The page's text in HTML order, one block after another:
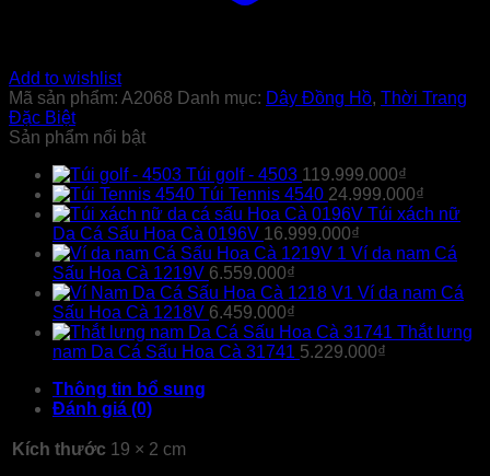
Add to wishlist
Mã sản phẩm: A2068 Danh mục: Dây Đồng Hồ, Thời Trang
Đặc Biệt
Sản phẩm nổi bật
Túi golf - 4503 119.999.000₫
Túi Tennis 4540 24.999.000₫
Túi xách nữ
Da Cá Sấu Hoa Cà 0196V 16.999.000₫
Ví da nam Cá
Sấu Hoa Cà 1219V 6.559.000₫
Ví da nam Cá
Sấu Hoa Cà 1218V 6.459.000₫
Thắt lưng
nam Da Cá Sấu Hoa Cà 31741 5.229.000₫
Thông tin bổ sung
Đánh giá (0)
Kích thước 19 × 2 cm